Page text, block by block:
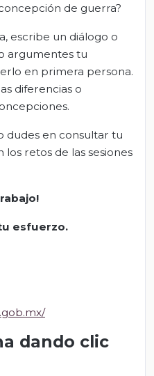
de guerra?
escribe un diálogo o
argumentes tu
en primera persona.
diferencias o
dudes en consultar tu
retos de las sesiones
esfuerzo.
dando clic